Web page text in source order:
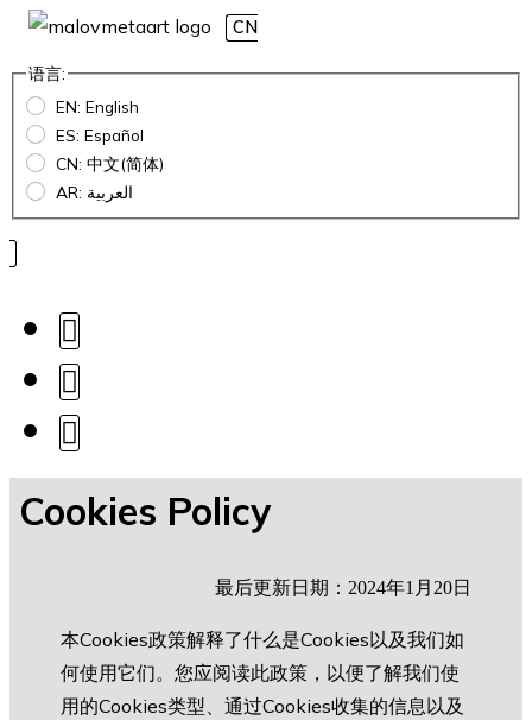
CN
语言:
EN: English
ES: Español
CN: 中文(简体)
AR: العربية
Cookies Policy
最后更新日期：2024年1月20日
本Cookies政策解释了什么是Cookies以及我们如
何使用它们。您应阅读此政策，以便了解我们使
用的Cookies类型、通过Cookies收集的信息以及